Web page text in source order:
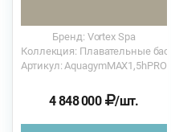
Бренд: Vortex Spa
Коллекция: Плавательные
Артикул: AquagymMAX1,5hPRO
4 848 000 /шт.